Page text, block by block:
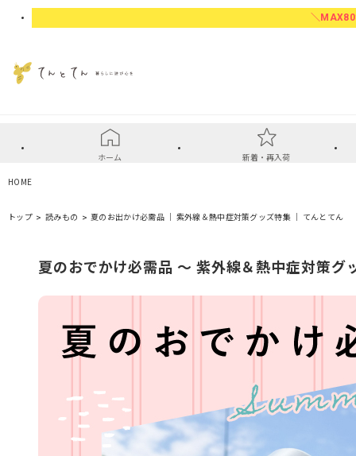
＼
ホーム 新着・再入荷
HOME
トップ 読みもの 夏のお出かけ必需品 ｜ 紫外線＆熱中症対策グッズ特集 ｜ てんとてん
夏のおでかけ必需品 ～ 紫外線＆熱中症対策グ